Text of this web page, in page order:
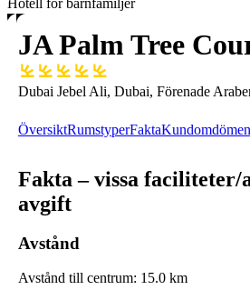
Hotell för barnfamiljer
JA Palm Tree
Dubai Jebel Ali, Dubai, Förenade
ÖversiktRumstyperFaktaKundomdömen
Fakta – vissa
avgift
Avstånd
Avstånd till centrum: 15.0 km